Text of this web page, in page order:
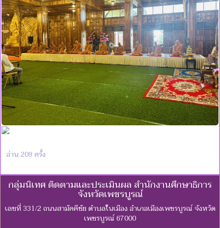
อ่าน 209 ครั้ง
กลุ่มนิเทศ ติดตามและประเมินผล สำนักงานศึกษาธิการ
จังหวัดเพชรบูรณ์
เลขที่ 331/2 ถนนสามัคคีชัย ตำบลในเมือง อำเภอเมืองเพชรบูรณ์ จังหวัด
เพชรบูรณ์ 67000